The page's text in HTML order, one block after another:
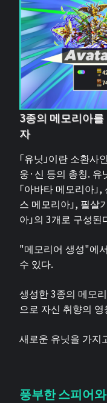
3종의 메모리아
자
「유닛」이란 소환
웅·신 등의 총칭. 유
「아바타 메모리아
스 메모리아」, 필살
아」의 3개로 구성된
"메모리어 생성"에
수 있다.
생성한 3종의 메모
으로 자신 취향의
새로운 유닛을 가지
풍부한 스피어